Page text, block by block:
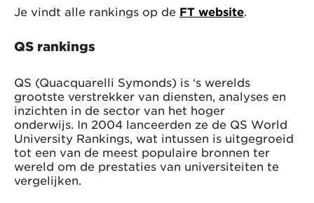
Je vindt alle rankings op de FT website.
QS rankings
QS (Quacquarelli Symonds) is ‘s werelds
grootste verstrekker van diensten, analyses en
inzichten in de sector van het hoger
onderwijs. In 2004 lanceerden ze de QS World
University Rankings, wat intussen is uitgegroeid
tot een van de meest populaire bronnen ter
wereld om de prestaties van universiteiten te
vergelijken.